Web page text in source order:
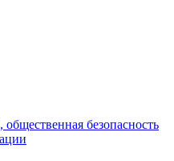
безопасность